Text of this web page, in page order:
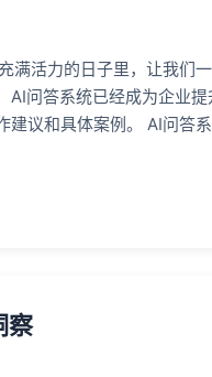
满活力的日子里，让我们
问答系统已经成为企业
议和具体案例。 AI问答
察